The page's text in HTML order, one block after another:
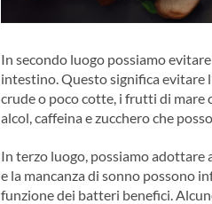
In secondo luogo possiamo
intestino. Questo significa evitare
crude o poco cotte, i frutti di
alcol, caffeina e zucchero che
In terzo luogo, possiamo adottare
e la mancanza di sonno possono
funzione dei batteri benefici.